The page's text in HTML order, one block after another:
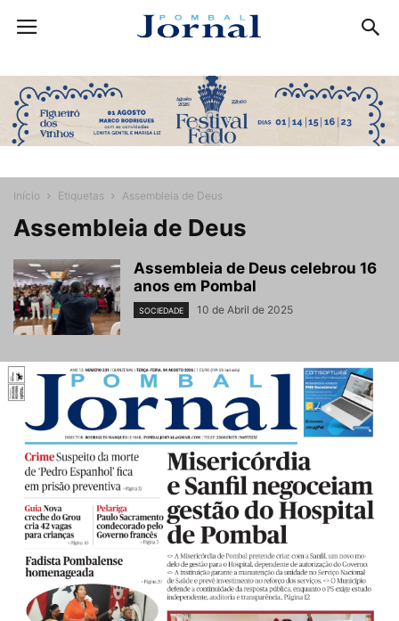
Início Etiquetas Assembleia de Deus
Assembleia de Deus
Assembleia de Deus celebrou 16
anos em Pombal
SOCIEDADE 10 de Abril de 2025